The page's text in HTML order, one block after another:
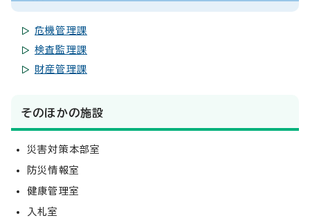
危機管理課
検査監理課
財産管理課
そのほかの施設
災害対策本部室
防災情報室
健康管理室
入札室